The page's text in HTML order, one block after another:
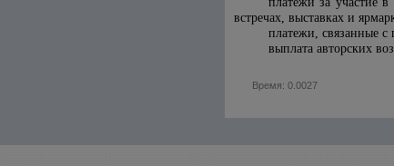
встречах, выставках и
платежи, связанные с
выплата авторских
Время: 0.0027